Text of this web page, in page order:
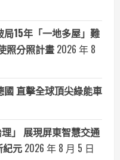
15年「一地多屋」難
照分照計畫 2026 年 8
直擊全球頂尖綠能車
理」 展現屏東智慧交通
紀元 2026 年 8 月 5 日